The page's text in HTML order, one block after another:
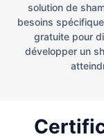
solution de
besoins
gratuite pour
développer un